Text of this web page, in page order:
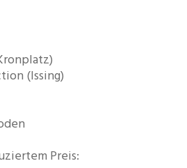
(Issing)
Preis: